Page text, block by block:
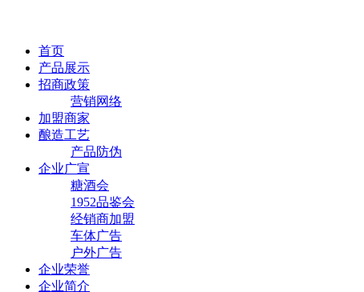
首页
产品展示
招商政策
营销网络
加盟商家
酿造工艺
产品防伪
企业广宣
糖酒会
1952品鉴会
经销商加盟
车体广告
户外广告
企业荣誉
企业简介